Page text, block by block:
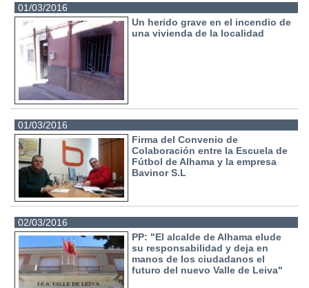
01/03/2016
Un herido grave en el incendio de
una vivienda de la localidad
01/03/2016
Firma del Convenio de
Colaboración entre la Escuela de
Fútbol de Alhama y la empresa
Bavinor S.L
02/03/2016
PP: "El alcalde de Alhama elude
su responsabilidad y deja en
manos de los ciudadanos el
futuro del nuevo Valle de Leiva"